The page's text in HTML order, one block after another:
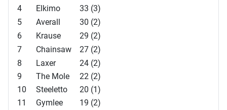
4
Elkimo
33 (3)
5
Averall
30 (2)
6
Krause
29 (2)
7
Chainsaw
27 (2)
8
Laxer
24 (2)
9
The Mole
22 (2)
10
Steeletto
20 (1)
11
Gymlee
19 (2)